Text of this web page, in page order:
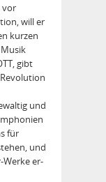
vor
will er
kurzen
gibt
und
für
und
Werke er­